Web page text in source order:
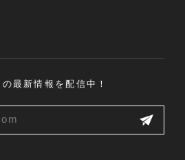
最新情報を配信中！